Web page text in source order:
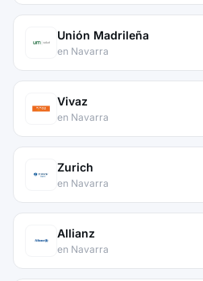
Unión Madrileña
en Navarra
Vivaz
en Navarra
Zurich
en Navarra
Allianz
en Navarra